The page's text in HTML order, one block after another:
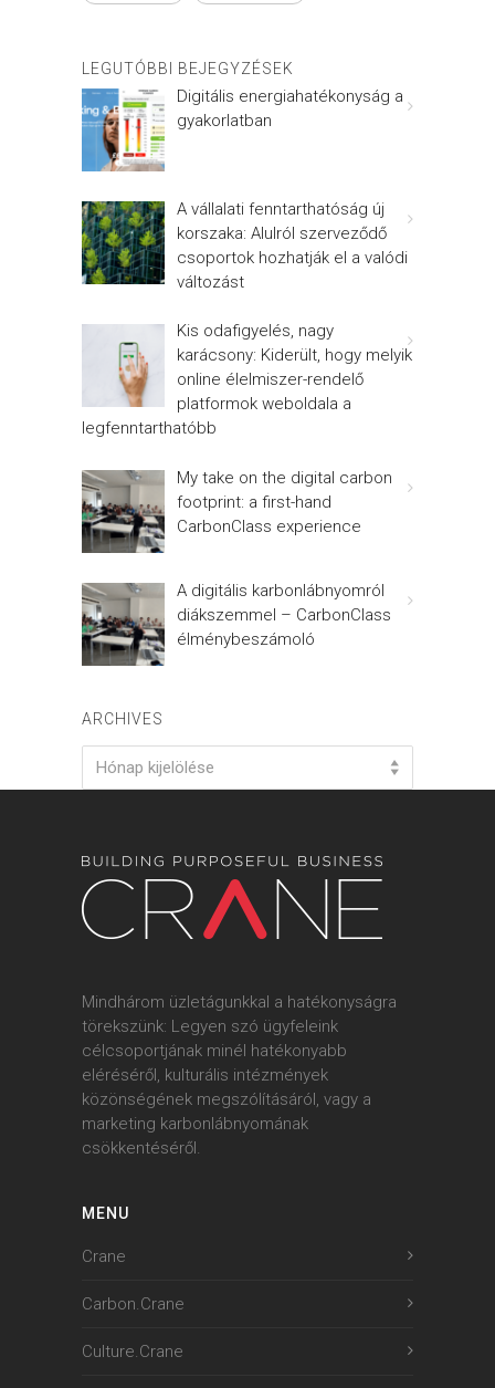
LEGUTÓBBI BEJEGYZÉSEK
Digitális energiahatékonyság a
gyakorlatban
A vállalati fenntarthatóság új
korszaka: Alulról szerveződő
csoportok hozhatják el a valódi
változást
Kis odafigyelés, nagy
karácsony: Kiderült, hogy melyik
online élelmiszer-rendelő
platformok weboldala a
legfenntarthatóbb
My take on the digital carbon
footprint: a first-hand
CarbonClass experience
A digitális karbonlábnyomról
diákszemmel – CarbonClass
élménybeszámoló
ARCHIVES
Archives
Hónap kijelölése
Mindhárom üzletágunkkal a hatékonyságra
törekszünk: Legyen szó ügyfeleink
célcsoportjának minél hatékonyabb
eléréséről, kulturális intézmények
közönségének megszólításáról, vagy a
marketing karbonlábnyomának
csökkentéséről.
MENU
Crane
Carbon.Crane
Culture.Crane